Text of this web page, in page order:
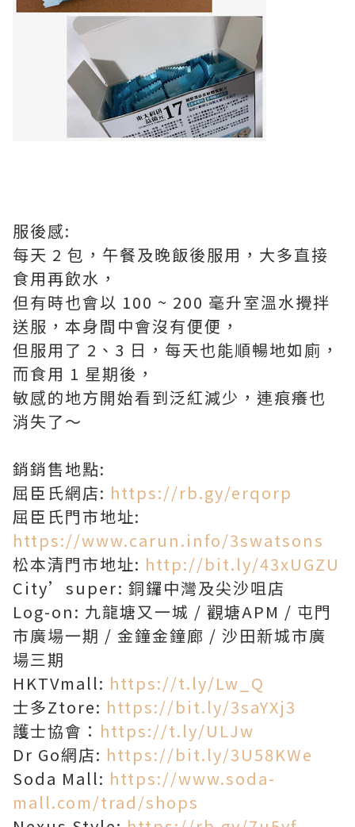
服後感:
每天 2 包，午餐及晚飯後服⽤，⼤多直接
食⽤再飲⽔，
但有時也會以 100 ~ 200 毫升室溫⽔攪拌
送服，本⾝間中會沒有便便，
但服⽤了 2、3 ⽇，每天也能順暢地如廁，
⽽食⽤ 1 星期後，
敏感的地⽅開始看到泛紅減少，連痕癢也
消失了～
銷銷售地點:
屈臣氏網店: https://rb.gy/erqorp
屈臣氏門市地址:
https://www.carun.info/3swatsons
松本清門市地址: http://bit.ly/43xUGZU
City’super: 銅鑼中灣及尖沙咀店
Log-on: 九龍塘又一城 / 觀塘APM / 屯門
市廣場一期 / 金鐘金鐘廊 / 沙田新城市廣
場三期
HKTVmall: https://t.ly/Lw_Q
士多Ztore: https://bit.ly/3saYXj3
護士協會： https://t.ly/ULJw
Dr Go網店: https://bit.ly/3U58KWe
Soda Mall: https://www.soda-
mall.com/trad/shops